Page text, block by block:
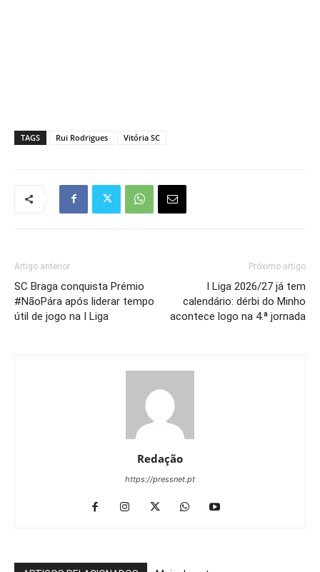
TAGS Rui Rodrigues Vitória SC
Artigo anterior
SC Braga conquista Prémio
#NãoPára após liderar tempo
útil de jogo na I Liga
Próximo artigo
I Liga 2026/27 já tem
calendário: dérbi do Minho
acontece logo na 4.ª jornada
Redação
https://pressnet.pt